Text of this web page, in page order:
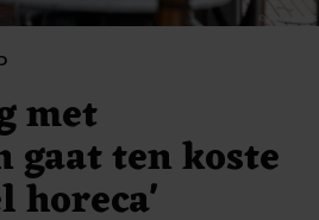
met
gaat ten koste
horeca'